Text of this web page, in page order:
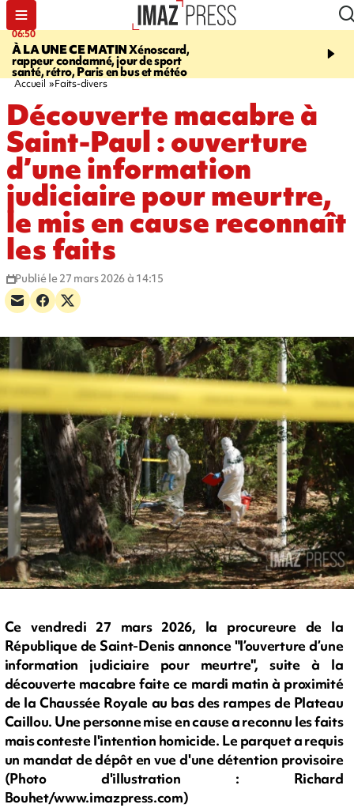
06:50
À LA UNE CE MATINXénoscard,
rappeur condamné, jour de sport
santé, rétro, Paris en bus et météo
08:53
Jour de
2026 - bouger,
Accueil Faits-divers
Découverte macabre à
Saint-Paul : ouverture
d’une information
judiciaire pour meurtre,
le mis en cause reconnaît
les faits
Publié le 27 mars 2026 à 14:15
Ce vendredi 27 mars 2026, la procureure de la
République de Saint-Denis annonce "l’ouverture d’une
information judiciaire pour meurtre", suite à la
découverte macabre faite ce mardi matin à proximité
de la Chaussée Royale au bas des rampes de Plateau
Caillou. Une personne mise en cause a reconnu les faits
mais conteste l'intention homicide. Le parquet a requis
un mandat de dépôt en vue d'une détention provisoire
(Photo d'illustration : Richard
Bouhet/www.imazpress.com)